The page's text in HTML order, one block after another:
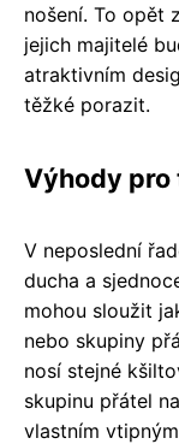
nošení. To opět
jejich majitelé
atraktivním
těžké porazit.
Výhody
V neposlední
ducha a
mohou sloužit
nebo skupiny
nosí stejné
skupinu přátel
vlastním